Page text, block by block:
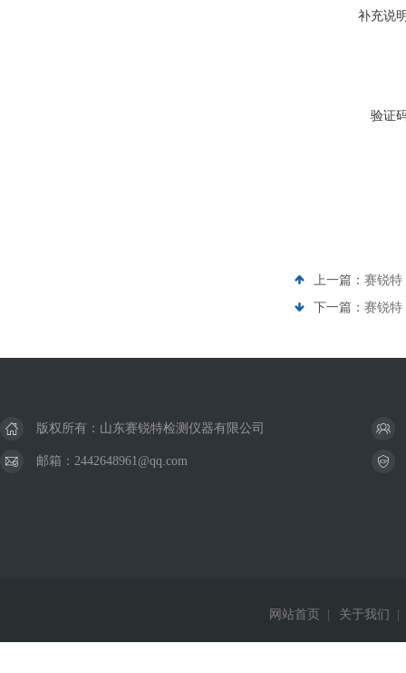
补充说
验证
上一篇： 赛锐特
下一篇： 赛锐特
版权所有：山东赛锐特检测仪器有限公司
邮箱：2442648961@qq.com
网站首页 关于我们